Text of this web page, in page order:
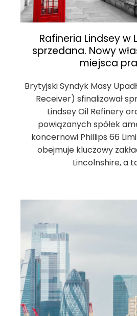
Rafineria Lindsey w
sprzedana. Nowy
miejsca
Brytyjski Syndyk Masy
Receiver) sfinalizował
Lindsey Oil Refinery
powiązanych spółek
koncernowi Phillips 66
obejmuje kluczowy
Lincolnshire, a